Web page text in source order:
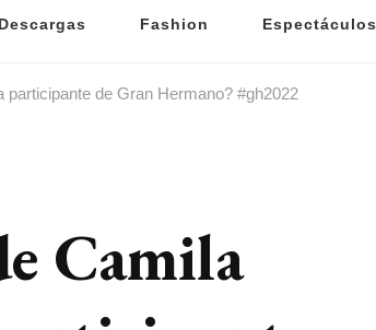
Descargas Fashion Espectáculos
de Gran Hermano? #gh2022
Camila